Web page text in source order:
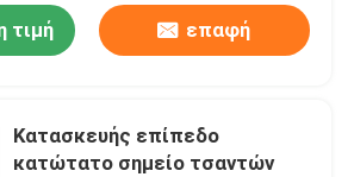
τιμή επαφή
Κατασκευής επίπεδο
κατώτατο σημείο τσαντών